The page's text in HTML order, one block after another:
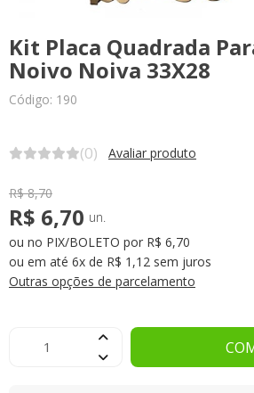
Kit Placa Quadrada
Noivo Noiva 33X28
Código: 190
(0) Avaliar produto
R$ 8,70
R$ 6,70 un.
ou no PIX/BOLETO por R$ 6,70
ou em até 6x de R$ 1,12 sem juros
Outras opções de parcelamento